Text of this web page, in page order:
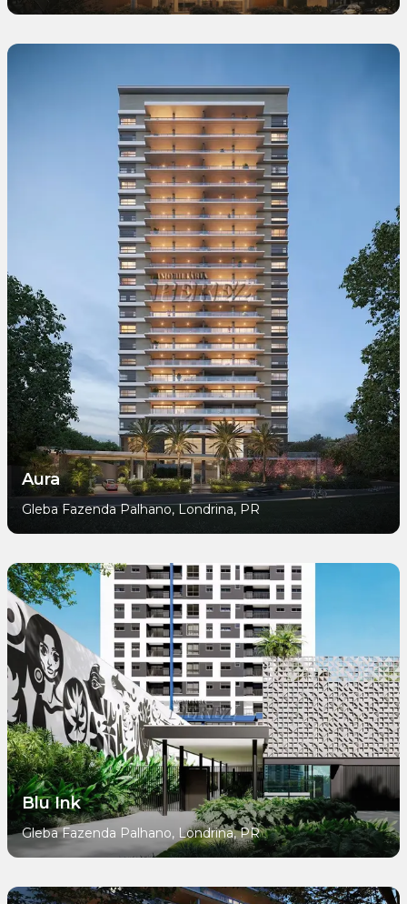
Aura
Gleba Fazenda Palhano, Londrina, PR
Blu Ink
Gleba Fazenda Palhano, Londrina, PR